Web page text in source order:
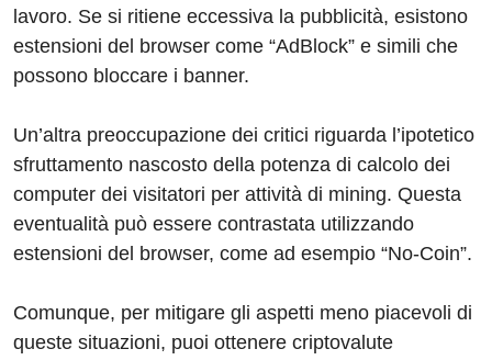
lavoro. Se si ritiene eccessiva la pubblicità, esistono
estensioni del browser come “AdBlock” e simili che
possono bloccare i banner.
Un’altra preoccupazione dei critici riguarda l’ipotetico
sfruttamento nascosto della potenza di calcolo dei
computer dei visitatori per attività di mining. Questa
eventualità può essere contrastata utilizzando
estensioni del browser, come ad esempio “No-Coin”.
Comunque, per mitigare gli aspetti meno piacevoli di
queste situazioni, puoi ottenere criptovalute